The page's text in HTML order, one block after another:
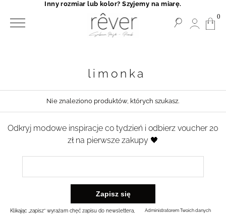
limonka
Nie znaleziono produktów, których szukasz.
Odkryj modowe inspiracje co tydzień i odbierz voucher 20
zł na pierwsze zakupy 🖤
Klikając „zapisz” wyrażam chęć zapisu do newslettera,
Administratorem Twoich danych
0
Inny rozmiar lub kolor? Szyjemy na miarę.